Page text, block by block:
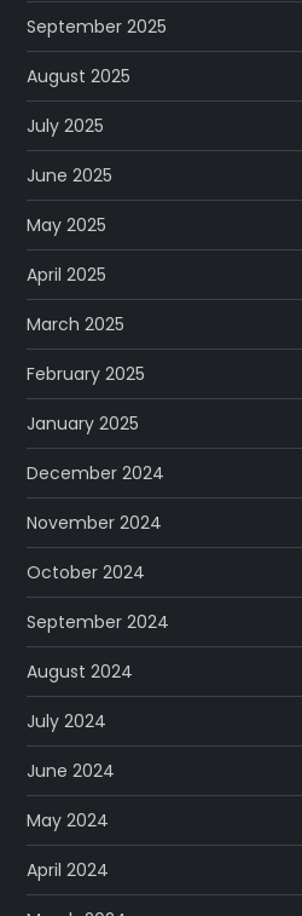
September 2025
August 2025
July 2025
June 2025
May 2025
April 2025
March 2025
February 2025
January 2025
December 2024
November 2024
October 2024
September 2024
August 2024
July 2024
June 2024
May 2024
April 2024